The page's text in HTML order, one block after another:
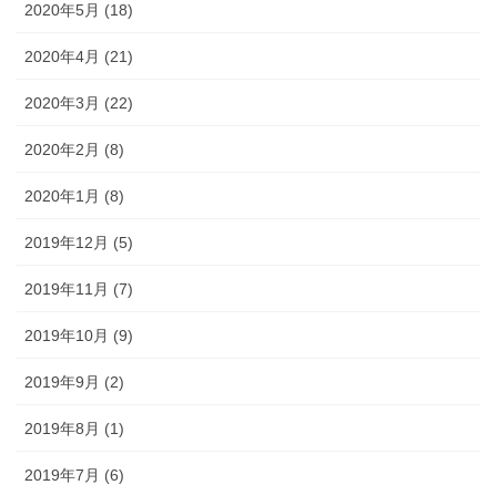
2020年5月 (18)
2020年4月 (21)
2020年3月 (22)
2020年2月 (8)
2020年1月 (8)
2019年12月 (5)
2019年11月 (7)
2019年10月 (9)
2019年9月 (2)
2019年8月 (1)
2019年7月 (6)